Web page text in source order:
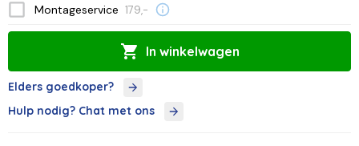
Montageservice 179,-
In winkelwagen
Elders goedkoper?
Hulp nodig? Chat met ons